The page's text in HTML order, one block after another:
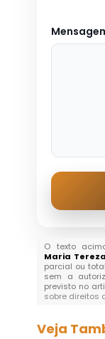
O texto
Maria Tereza
parcial ou
sem a
previsto no
sobre direitos
Veja